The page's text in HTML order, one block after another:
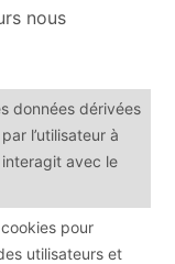
nous
données dérivées
l’utilisateur à
interagit avec le
cookies pour
utilisateurs et